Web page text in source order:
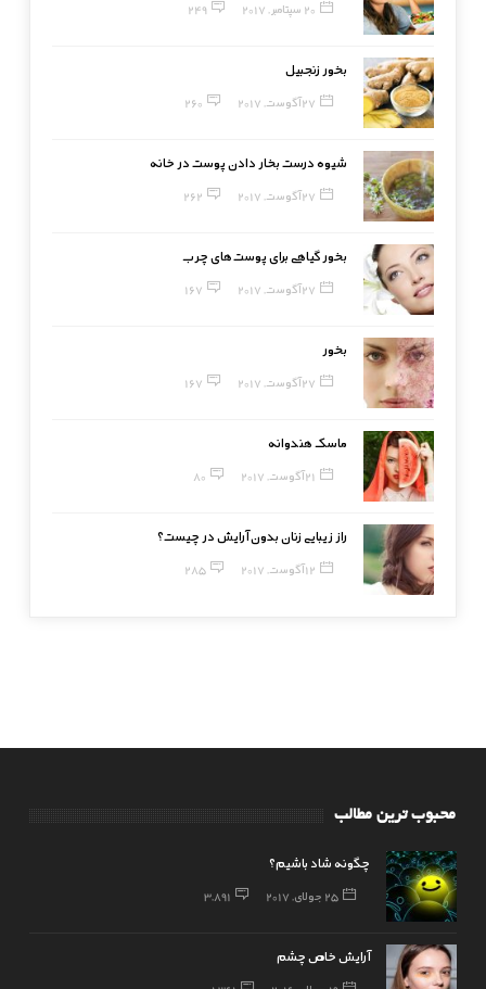
20 سپتامبر, 2017 249
بخور زنجبیل
27 آگوست, 2017 260
شیوه درست بخار دادن پوست در خانه
27 آگوست, 2017 262
بخور گیاهی برای پوست‌های چرب
27 آگوست, 2017 167
بخور
27 آگوست, 2017 167
ماسک هندوانه
21 آگوست, 2017 80
راز زیبایی زنان بدون آرایش در چیست؟
12 آگوست, 2017 285
محبوب ترین مطالب
چگونه شاد باشیم؟
25 جولای, 2017 3,891
آرایش خاص چشم